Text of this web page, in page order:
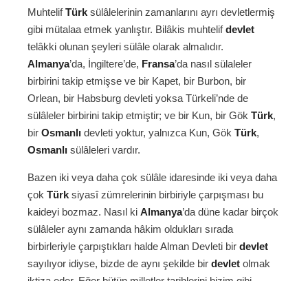
MuhtelifTürk sülâlelerinin zamanlarını ayrı devletlermiş
gibi mütalaa etmek yanlıştır. Bilâkis muhtelifdevlet
telâkki olunan şeyleri sülâle olarak almalıdır.
Almanya’da, İngiltere’de, Fransa’da nasıl sülaleler
birbirini takip etmişse ve bir Kapet, bir Burbon, bir
Orlean, bir Habsburg devleti yoksa Türkeli’nde de
sülâleler birbirini takip etmiştir; ve bir Kun, bir Gök Türk,
bir Osmanlı devleti yoktur, yalnızca Kun, Gök Türk,
Osmanlı sülâleleri vardır.
Bazen iki veya daha çok sülâle idaresinde iki veya daha
çok Türk siyasî zümrelerinin birbiriyle çarpışması bu
kaideyi bozmaz. Nasıl ki Almanya’da düne kadar birçok
sülâleler aynı zamanda hâkim oldukları sırada
birbirleriyle çarpıştıkları halde Alman Devleti bir devlet
sayılıyor idiyse, bizde de aynı şekilde bir devlet olmak